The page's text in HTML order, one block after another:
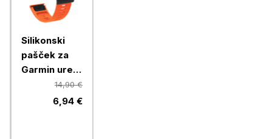
Silikonski
pašček za
Garmin ure
oranžen
14,90 €
6,94 €